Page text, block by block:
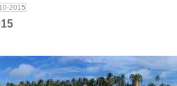
2015